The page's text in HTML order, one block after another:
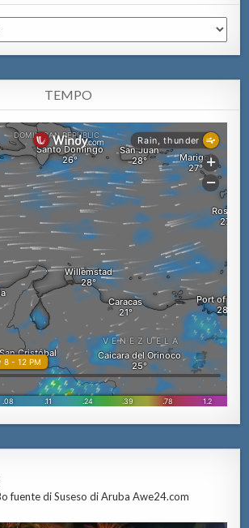
TEMPO
fuente di Suseso di Aruba Awe24.com